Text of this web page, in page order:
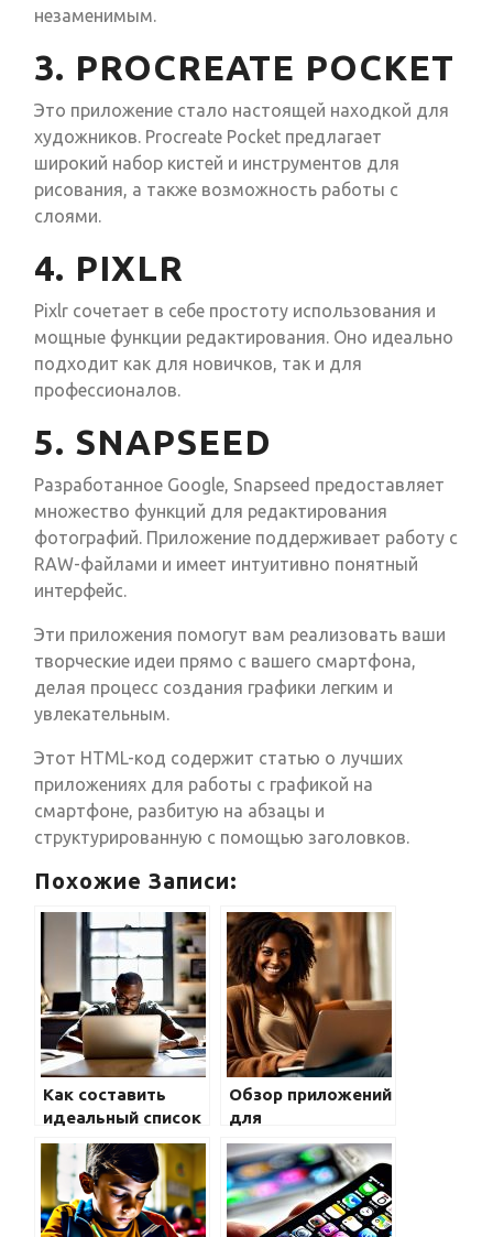
незаменимым.
3. PROCREATE POCKET
Это приложение стало настоящей находкой для
художников. Procreate Pocket предлагает
широкий набор кистей и инструментов для
рисования, а также возможность работы с
слоями.
4. PIXLR
Pixlr сочетает в себе простоту использования и
мощные функции редактирования. Оно идеально
подходит как для новичков, так и для
профессионалов.
5. SNAPSEED
Разработанное Google, Snapseed предоставляет
множество функций для редактирования
фотографий. Приложение поддерживает работу с
RAW-файлами и имеет интуитивно понятный
интерфейс.
Эти приложения помогут вам реализовать ваши
творческие идеи прямо с вашего смартфона,
делая процесс создания графики легким и
увлекательным.
Этот HTML-код содержит статью о лучших
приложениях для работы с графикой на
смартфоне, разбитую на абзацы и
структурированную с помощью заголовков.
Похожие Записи:
Как составить
идеальный список
приложений на
смартфоне
Обзор приложений
для
редактирования
видео на
смартфоне